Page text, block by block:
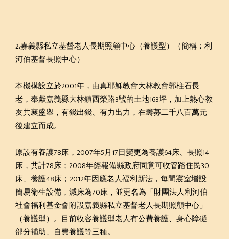
2.嘉義縣私立基督老人長期照顧中心（養護型）（簡稱：利
河伯基督長照中心）
本機構設立於2001年，由真耶穌教會大林教會郭柱石長
老，奉獻嘉義縣大林鎮西榮路3號的土地163坪，加上熱心教
友共襄盛舉，有錢出錢、有力出力，在籌募二千八百萬元
後建立而成。
原設有養護78床，2007年5月17日變更為養護64床、長照14
床，共計78床；2008年經報備縣政府同意可收管路住民30
床、養護48床；2012年因應老人福利新法，每間寢室增設
簡易衛生設備，減床為70床，並更名為「財團法人利河伯
社會福利基金會附設嘉義縣私立基督老人長期照顧中心」
（養護型）。目前收容養護型老人有公費養護、身心障礙
部分補助、自費養護等三種。